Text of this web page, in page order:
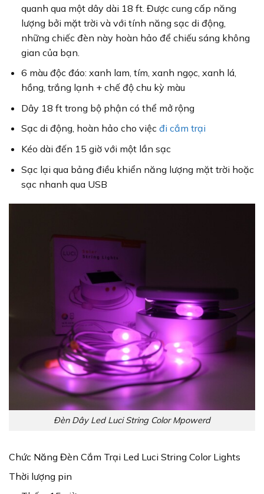
quanh qua một dây dài 18 ft. Được cung cấp năng
lượng bởi mặt trời và với tính năng sạc di động,
những chiếc đèn này hoàn hảo để chiếu sáng không
gian của bạn.
6 màu độc đáo: xanh lam, tím, xanh ngọc, xanh lá,
hồng, trắng lạnh + chế độ chu kỳ màu
Dây 18 ft trong bộ phận có thể mở rộng
Sạc di động, hoàn hảo cho việc đi cắm trại
Kéo dài đến 15 giờ với một lần sạc
Sạc lại qua bảng điều khiển năng lượng mặt trời hoặc
sạc nhanh qua USB
Đèn Dây Led Luci String Color Mpowerd
Chức Năng Đèn Cắm Trại Led Luci String Color Lights
Thời lượng pin